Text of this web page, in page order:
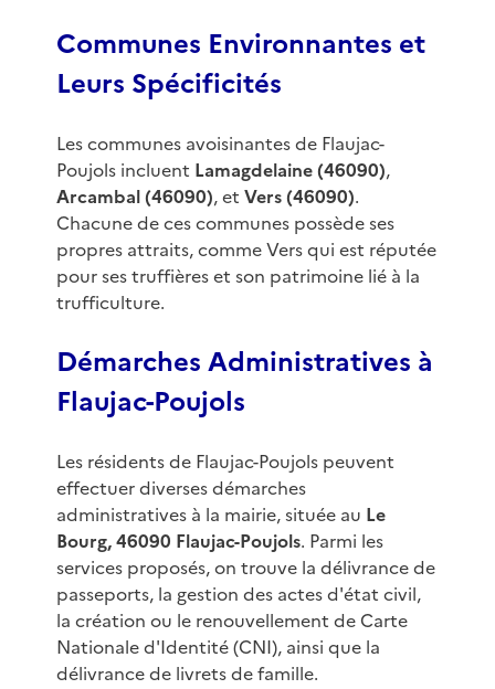
Communes Environnantes et
Leurs Spécificités
Les communes avoisinantes de Flaujac-
Poujols incluent Lamagdelaine (46090),
Arcambal (46090), et Vers (46090).
Chacune de ces communes possède ses
propres attraits, comme Vers qui est réputée
pour ses truffières et son patrimoine lié à la
trufficulture.
Démarches Administratives à
Flaujac-Poujols
Les résidents de Flaujac-Poujols peuvent
effectuer diverses démarches
administratives à la mairie, située au Le
Bourg, 46090 Flaujac-Poujols. Parmi les
services proposés, on trouve la délivrance de
passeports, la gestion des actes d'état civil,
la création ou le renouvellement de Carte
Nationale d'Identité (CNI), ainsi que la
délivrance de livrets de famille.